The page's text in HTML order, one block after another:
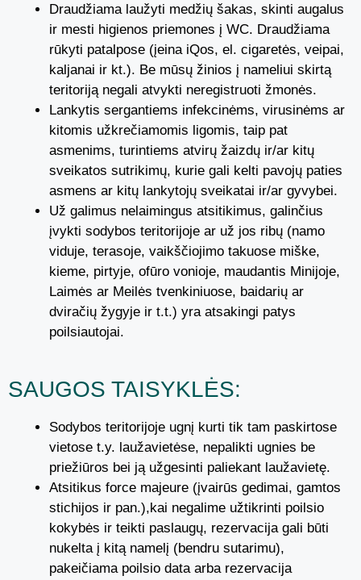
Draudžiama laužyti medžių šakas, skinti augalus
ir mesti higienos priemones į WC. Draudžiama
rūkyti patalpose (įeina iQos, el. cigaretės, veipai,
kaljanai ir kt.). Be mūsų žinios į nameliui skirtą
teritoriją negali atvykti neregistruoti žmonės.
Lankytis sergantiems infekcinėms, virusinėms ar
kitomis užkrečiamomis ligomis, taip pat
asmenims, turintiems atvirų žaizdų ir/ar kitų
sveikatos sutrikimų, kurie gali kelti pavojų paties
asmens ar kitų lankytojų sveikatai ir/ar gyvybei.
Už galimus nelaimingus atsitikimus, galinčius
įvykti sodybos teritorijoje ar už jos ribų (namo
viduje, terasoje, vaikščiojimo takuose miške,
kieme, pirtyje, ofūro vonioje, maudantis Minijoje,
Laimės ar Meilės tvenkiniuose, baidarių ar
dviračių žygyje ir t.t.) yra atsakingi patys
poilsiautojai.
SAUGOS TAISYKLĖS:
Sodybos teritorijoje ugnį kurti tik tam paskirtose
vietose t.y. laužavietėse, nepalikti ugnies be
priežiūros bei ją užgesinti paliekant laužavietę.
Atsitikus force majeure (įvairūs gedimai, gamtos
stichijos ir pan.),kai negalime užtikrinti poilsio
kokybės ir teikti paslaugų, rezervacija gali būti
nukelta į kitą namelį (bendru sutarimu),
pakeičiama poilsio data arba rezervacija